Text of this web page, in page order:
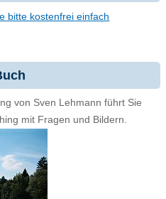
bitte kostenfrei einfach
von Sven Lehmann führt Sie
mit Fragen und Bildern.